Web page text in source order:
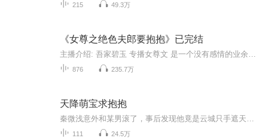
215 49.3万
《女尊之绝色夫郎要抱抱》已完结
876 235.7万
天降萌宝求抱抱
111 24.5万